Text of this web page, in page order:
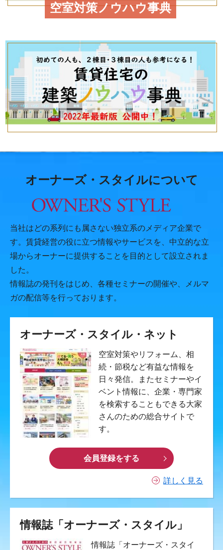
空室対策ノウハウ事典
オーナーズ・スタイルについて
当社はどの系列にも属さない独立系のメディア企業で
す。賃貸経営の役に立つ情報やサービスを、中立的な立
場からオーナーに提供することを目的として設立されま
した。
情報誌の発刊をはじめ、各種セミナーの開催や、メルマ
ガの配信等を行っております。
オーナーズ・スタイル・ネット
空室対策やリフォーム、相
続・節税など有益な情報を
日々発信。またセミナーやイ
ベント情報に、企業・専門家
を検索することもできる大家
さんのための総合サイトで
す。
会員登録をする
詳しく見る
情報誌「オーナーズ・スタイル」
情報誌「オーナーズ・スタイ